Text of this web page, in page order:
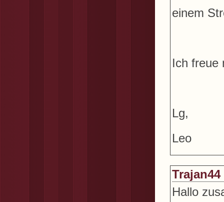
einem
Ich freue
Lg,
Leo
Trajan44
Hallo